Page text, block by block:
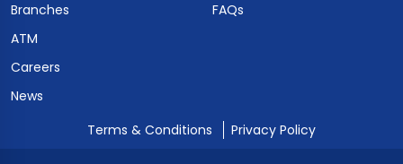
Branches
ATM
Careers
News
FAQs
Terms & Conditions Privacy Policy